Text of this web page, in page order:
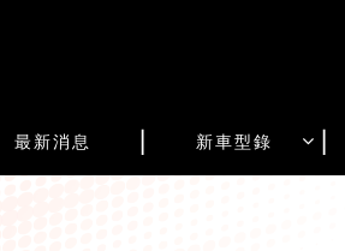
最新消息 新車型錄